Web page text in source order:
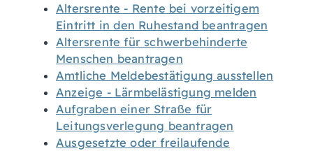
Altersrente - Rente bei vorzeitigem
Eintritt in den Ruhestand beantragen
Altersrente für schwerbehinderte
Menschen beantragen
Amtliche Meldebestätigung ausstellen
Anzeige - Lärmbelästigung melden
Aufgraben einer Straße für
Leitungsverlegung beantragen
Ausgesetzte oder freilaufende